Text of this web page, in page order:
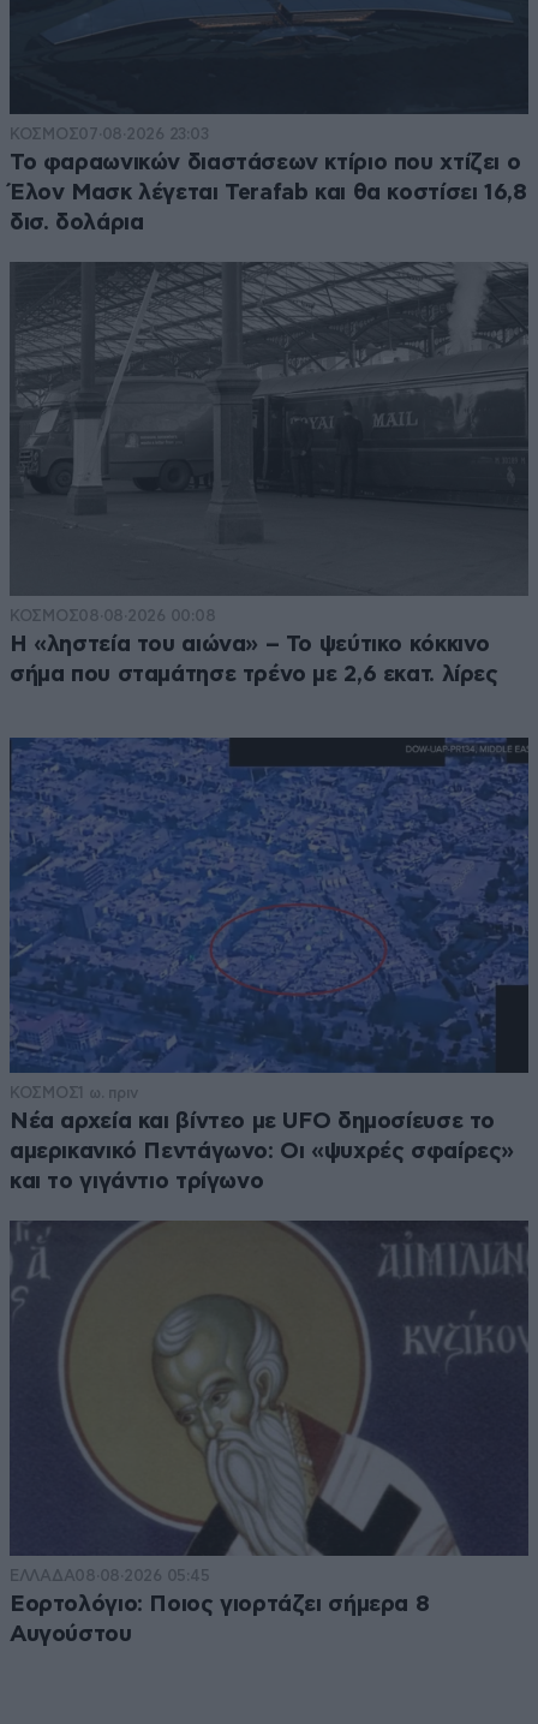
ΚΟΣΜΟΣ07·08·2026 23:03
Το φαραωνικών διαστάσεων κτίριο που χτίζει ο
Έλον Μασκ λέγεται Terafab και θα κοστίσει 16,8
δισ. δολάρια
ΚΟΣΜΟΣ08·08·2026 00:08
Η «ληστεία του αιώνα» – Το ψεύτικο κόκκινο
σήμα που σταμάτησε τρένο με 2,6 εκατ. λίρες
ΚΟΣΜΟΣ1 ω. πριν
Νέα αρχεία και βίντεο με UFO δημοσίευσε το
αμερικανικό Πεντάγωνο: Οι «ψυχρές σφαίρες»
και το γιγάντιο τρίγωνο
ΕΛΛΑΔΑ08·08·2026 05:45
Εορτολόγιο: Ποιος γιορτάζει σήμερα 8
Αυγούστου